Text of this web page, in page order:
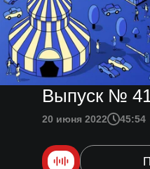
Выпуск №
20 июня 2022 45:54